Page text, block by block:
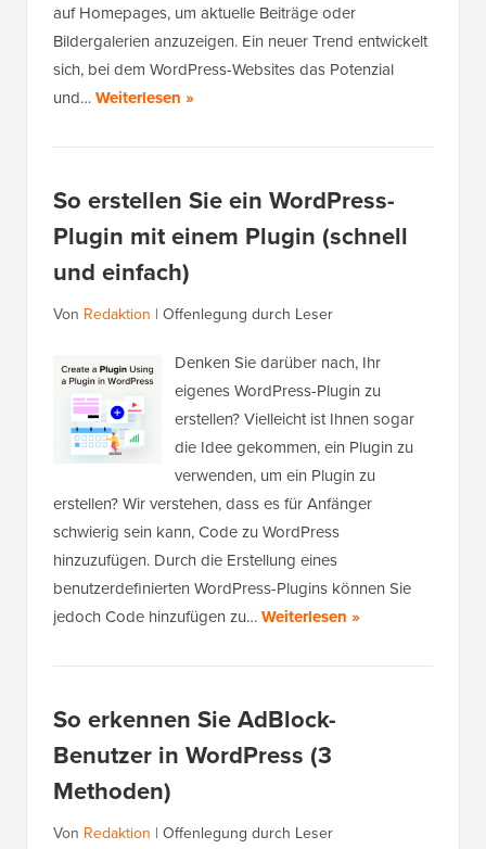
auf Homepages, um aktuelle Beiträge oder
Bildergalerien anzuzeigen. Ein neuer Trend entwickelt
sich, bei dem WordPress-Websites das Potenzial
und…Weiterlesen »
So erstellen Sie ein WordPress-
Plugin mit einem Plugin (schnell
und einfach)
Von Redaktion | Offenlegung durch Leser
Denken Sie darüber nach, Ihr
eigenes WordPress-Plugin zu
erstellen? Vielleicht ist Ihnen sogar
die Idee gekommen, ein Plugin zu
verwenden, um ein Plugin zu
erstellen? Wir verstehen, dass es für Anfänger
schwierig sein kann, Code zu WordPress
hinzuzufügen. Durch die Erstellung eines
benutzerdefinierten WordPress-Plugins können Sie
jedoch Code hinzufügen zu…Weiterlesen »
So erkennen Sie AdBlock-
Benutzer in WordPress (3
Methoden)
Von Redaktion | Offenlegung durch Leser